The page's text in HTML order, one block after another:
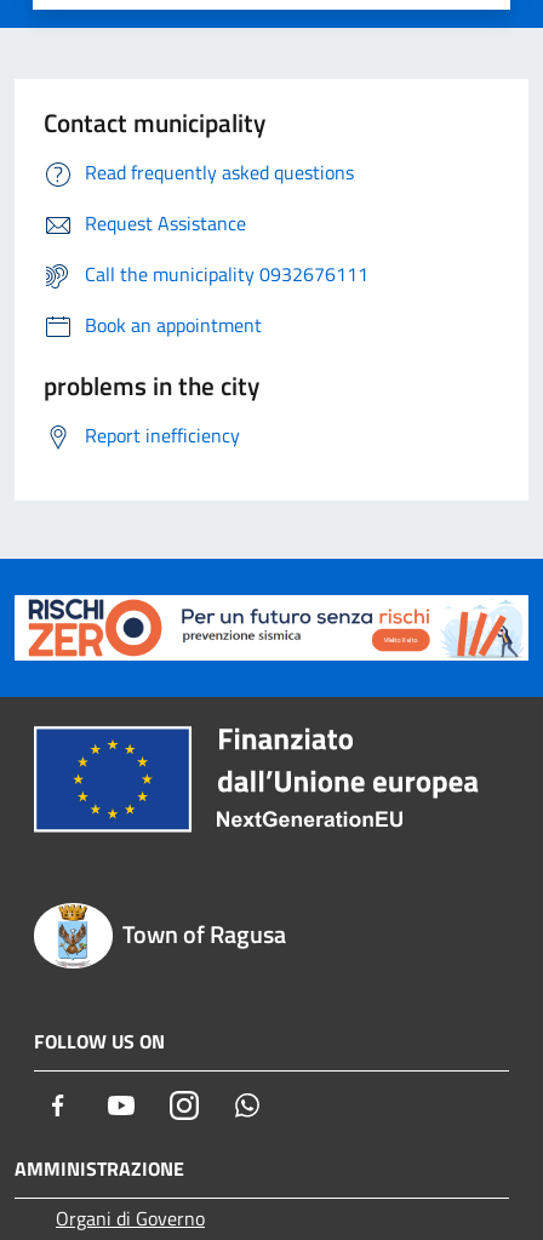
Contact municipality
Read frequently asked questions
Request Assistance
Call the municipality 0932676111
Book an appointment
problems in the city
Report inefficiency
Town of Ragusa
FOLLOW US ON
Facebook YoutubeInstagram
AMMINISTRAZIONE
Organi di Governo